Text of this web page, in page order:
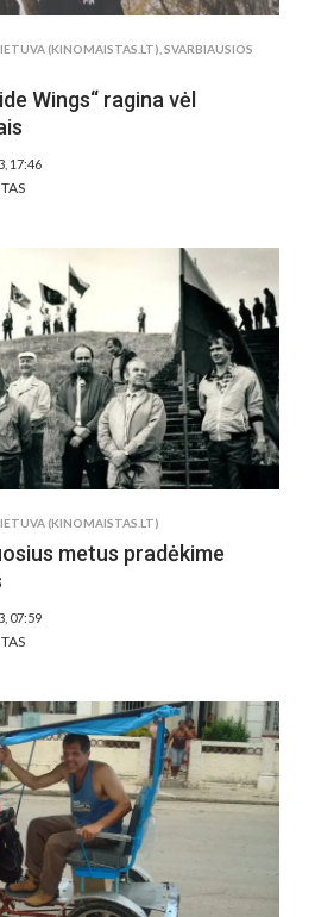
(KINOMAISTAS.LT) SVARBIAUSIOS
Wings“ ragina vėl
17:46
ĮRAŠE
WINGS“
RAGINA
VĖL
PASIDŽIAUGTI
LIETUVIAIS
(KINOMAISTAS.LT)
metus pradėkime
07:59
ĮRAŠE
NAUJUOSIUS
METUS
PRADĖKIME
PRASMINGAIS
FILMAIS